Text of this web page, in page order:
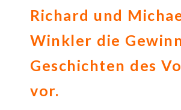
Richard und
Winkler die
Geschichten des
vor.